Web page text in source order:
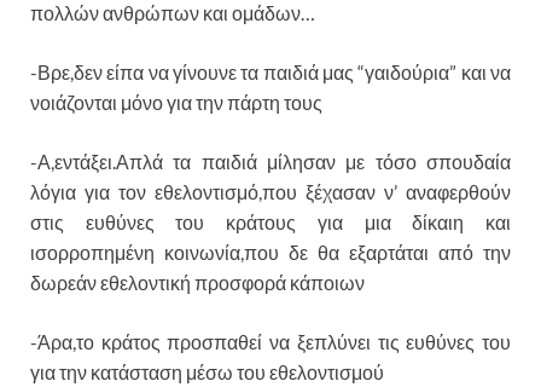
πολλών ανθρώπων και ομάδων…
-Βρε,δεν είπα να γίνουνε τα παιδιά μας “γαιδούρια” και να
νοιάζονται μόνο για την πάρτη τους
-Α,εντάξει.Απλά τα παιδιά μίλησαν με τόσο σπουδαία
λόγια για τον εθελοντισμό,που ξέχασαν ν’ αναφερθούν
στις ευθύνες του κράτους για μια δίκαιη και
ισορροπημένη κοινωνία,που δε θα εξαρτάται από την
δωρεάν εθελοντική προσφορά κάποιων
-Άρα,το κράτος προσπαθεί να ξεπλύνει τις ευθύνες του
για την κατάσταση μέσω του εθελοντισμού